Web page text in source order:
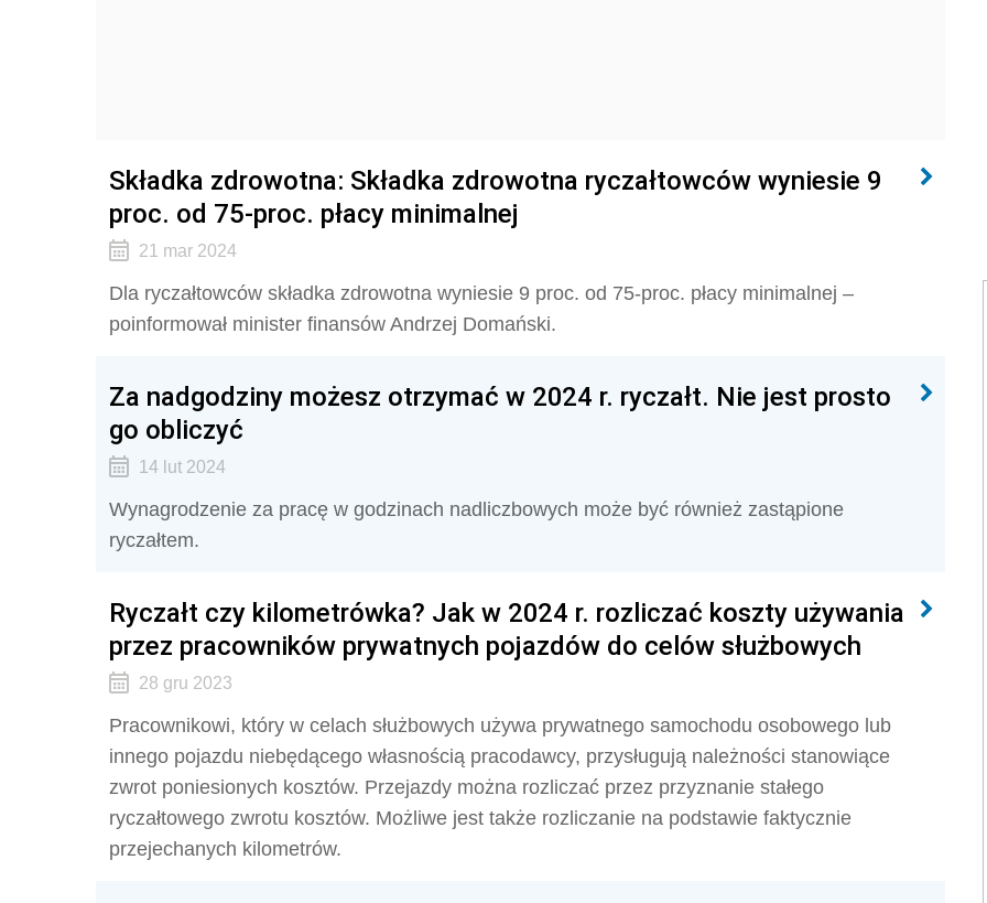
Składka zdrowotna: Składka zdrowotna ryczałtowców wyniesie 9
proc. od 75-proc. płacy minimalnej
21 mar 2024
Dla ryczałtowców składka zdrowotna wyniesie 9 proc. od 75-proc. płacy minimalnej –
poinformował minister finansów Andrzej Domański.
Za nadgodziny możesz otrzymać w 2024 r. ryczałt. Nie jest prosto
go obliczyć
14 lut 2024
Wynagrodzenie za pracę w godzinach nadliczbowych może być również zastąpione
ryczałtem.
Ryczałt czy kilometrówka? Jak w 2024 r. rozliczać koszty używania
przez pracowników prywatnych pojazdów do celów służbowych
28 gru 2023
Pracownikowi, który w celach służbowych używa prywatnego samochodu osobowego lub
innego pojazdu niebędącego własnością pracodawcy, przysługują należności stanowiące
zwrot poniesionych kosztów. Przejazdy można rozliczać przez przyznanie stałego
ryczałtowego zwrotu kosztów. Możliwe jest także rozliczanie na podstawie faktycznie
przejechanych kilometrów.